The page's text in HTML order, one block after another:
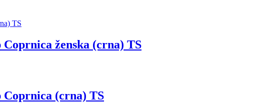
ženska (crna) TS
(crna) TS